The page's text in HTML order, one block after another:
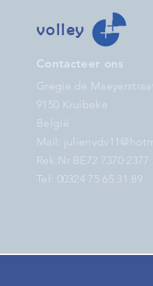
volley
Contacteer ons
Gregie de
9150 Kruibeke
België
Mail:
Rek.Nr BE72 7370 2377
Tel: 00324 75 65 31 89